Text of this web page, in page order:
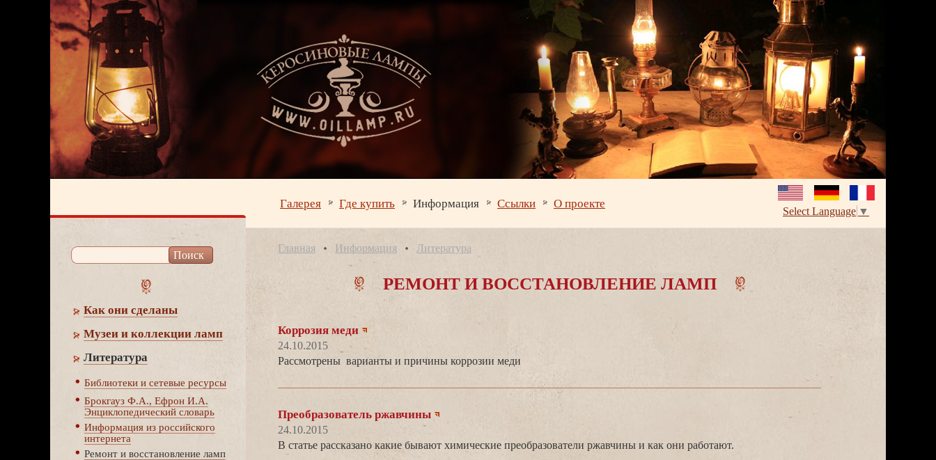
Галерея Где купить Информация Ссылки О проекте
Select Language ▼
Как они сделаны
Музеи и коллекции ламп
Литература
Библиотеки и сетевые ресурсы
Брокгауз Ф.А., Ефрон И.А.
Энциклопедический словарь
Информация из российского
интернета
Ремонт и восстановление ламп
Главная Информация Литература
РЕМОНТ И ВОССТАНОВЛЕНИЕ ЛАМП
Коррозия меди
24.10.2015
Рассмотрены варианты и причины коррозии меди
Преобразователь ржавчины
24.10.2015
статье рассказано какие бывают химические преобразователи ржавчины и как они работают.